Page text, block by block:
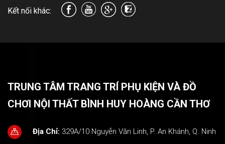
Kết nối khác:
TRUNG TÂM TRANG TRÍ PHỤ KIỆN VÀ ĐỒ
CHƠI NỘI THẤT BÌNH HUY HOÀNG CẦN THƠ
Địa Chỉ: 329A/10 Nguyễn Văn Linh, P. An Khánh, Q. Ninh